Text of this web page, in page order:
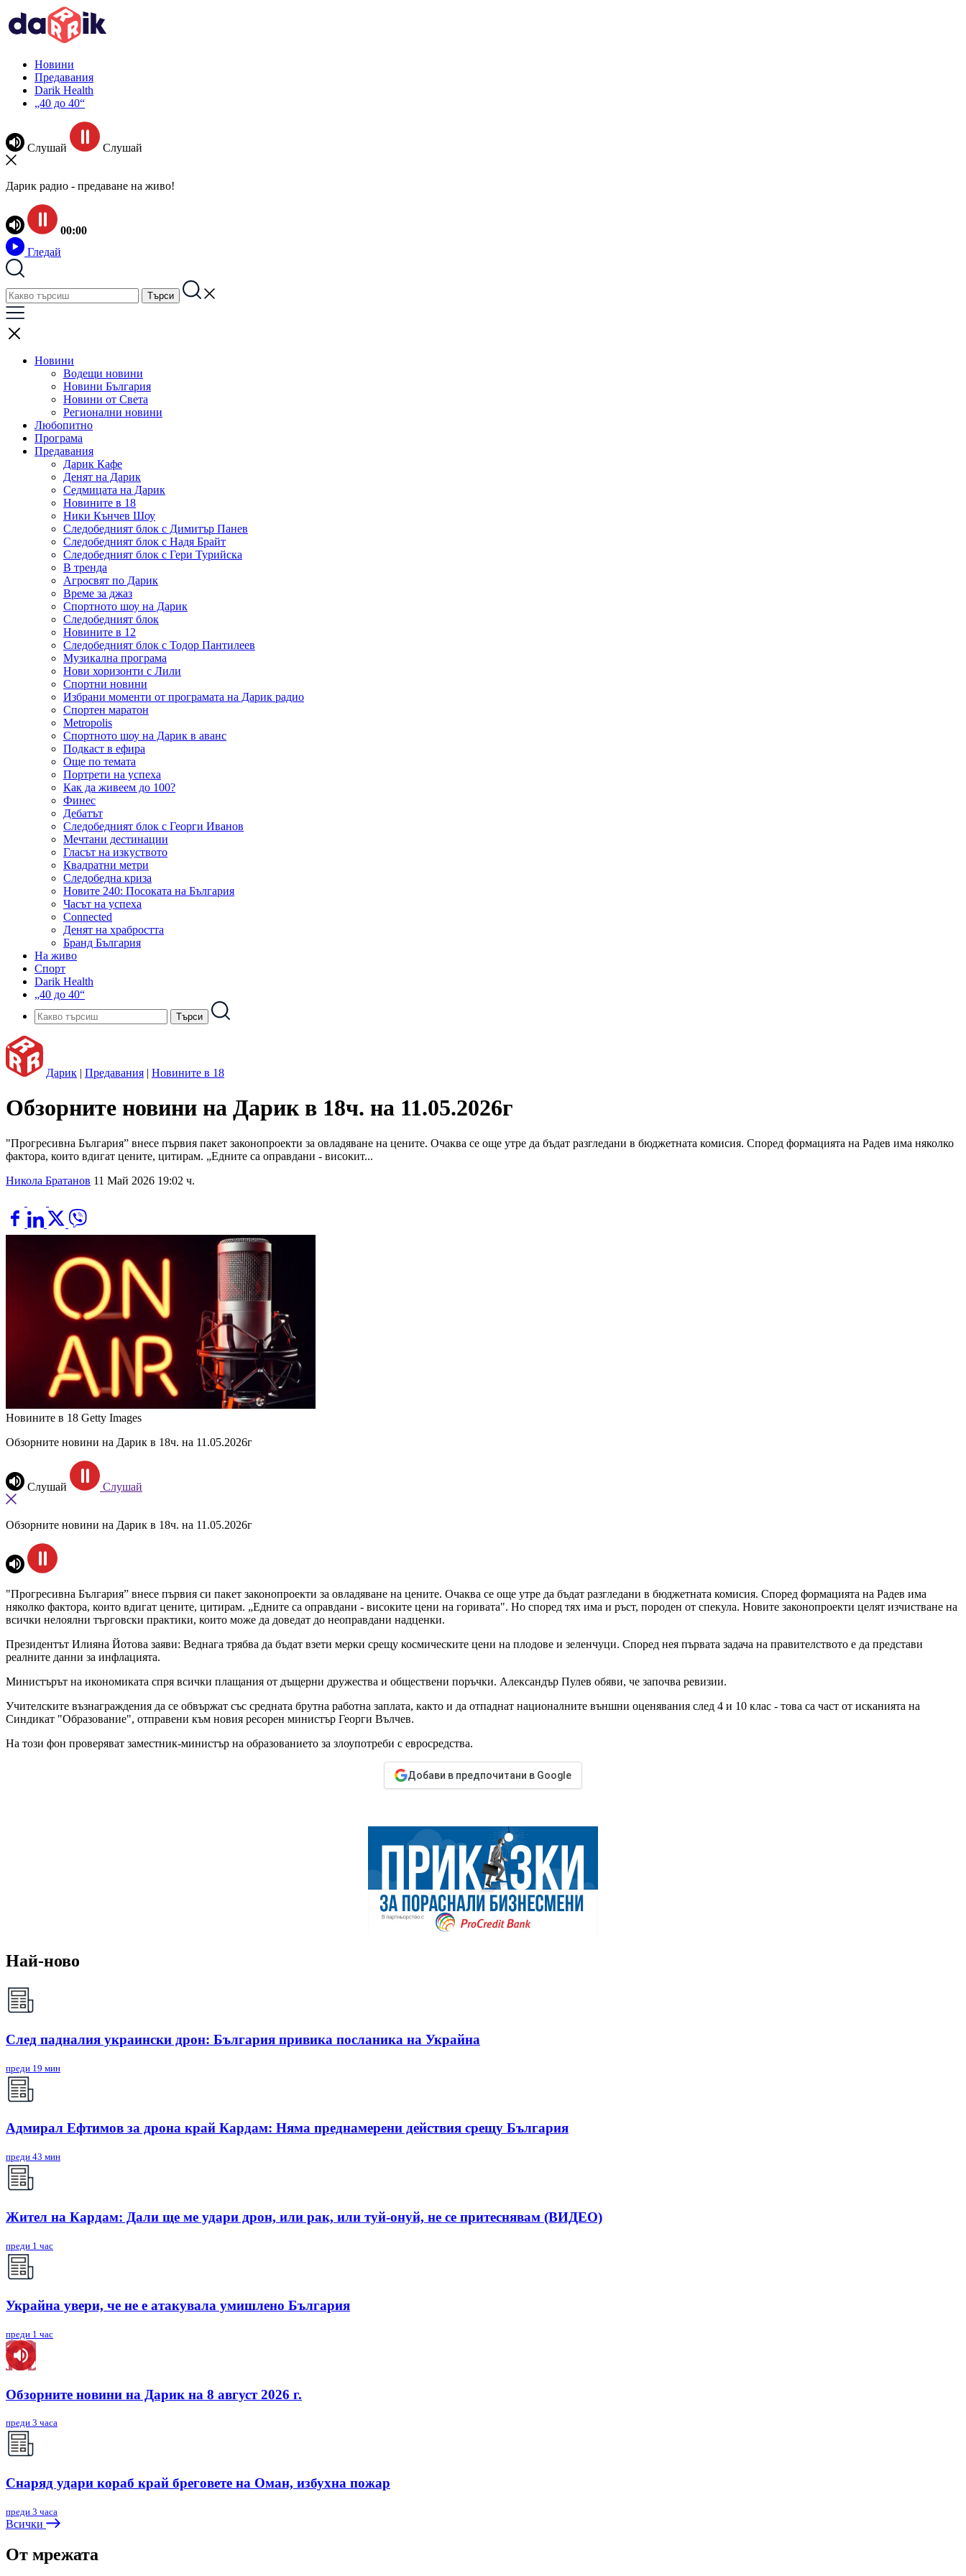
Новини
Предавания
Darik Health
„40 до 40“
Слушай Слушай
Дарик радио - предаване на живо!
00:00
Гледай
Новини
Водещи новини
Новини България
Новини от Света
Регионални новини
Любопитно
Програма
Предавания
Дарик Кафе
Денят на Дарик
Седмицата на Дарик
Новините в 18
Ники Кънчев Шоу
Следобедният блок с Димитър Панев
Следобедният блок с Надя Брайт
Следобедният блок с Гери Турийска
В тренда
Агросвят по Дарик
Време за джаз
Спортното шоу на Дарик
Следобедният блок
Новините в 12
Следобедният блок с Тодор Пантилеев
Музикална програма
Нови хоризонти с Лили
Спортни новини
Избрани моменти от програмата на Дарик радио
Спортен маратон
Metropolis
Спортното шоу на Дарик в аванс
Подкаст в ефира
Още по темата
Портрети на успеха
Как да живеем до 100?
Финес
Дебатът
Следобедният блок с Георги Иванов
Мечтани дестинации
Гласът на изкуството
Квадратни метри
Следобедна криза
Новите 240: Посоката на България
Часът на успеха
Connected
Денят на храбростта
Бранд България
На живо
Спорт
Darik Health
„40 до 40“
Дарик | Предавания | Новините в 18
Обзорните новини на Дарик в 18ч. на 11.05.2026г
"Прогресивна България” внесе първия пакет законопроекти за овладяване на цените. Очаква се още утре да бъдат разгледани в бюджетната комисия. Според формацията на Радев има няколко
фактора, които вдигат цените, цитирам. „Едните са оправдани - високит...
Никола Братанов 11 Май 2026 19:02 ч.
Новините в 18 Getty Images
Обзорните новини на Дарик в 18ч. на 11.05.2026г
Слушай Слушай
Обзорните новини на Дарик в 18ч. на 11.05.2026г
"Прогресивна България” внесе първия си пакет законопроекти за овладяване на цените. Очаква се още утре да бъдат разгледани в бюджетната комисия. Според формацията на Радев има
няколко фактора, които вдигат цените, цитирам. „Едните са оправдани - високите цени на горивата". Но според тях има и ръст, породен от спекула. Новите законопроекти целят изчистване на
всички нелоялни търговски практики, които може да доведат до неоправдани надценки.
Президентът Илияна Йотова заяви: Веднага трябва да бъдат взети мерки срещу космическите цени на плодове и зеленчуци. Според нея първата задача на правителството е да представи
реалните данни за инфлацията.
Министърът на икономиката спря всички плащания от дъщерни дружества и обществени поръчки. Александър Пулев обяви, че започва ревизии.
Учителските възнаграждения да се обвържат със средната брутна работна заплата, както и да отпаднат националните външни оценявания след 4 и 10 клас - това са част от исканията на
Синдикат "Образование", отправени към новия ресорен министър Георги Вълчев.
На този фон проверяват заместник-министър на образованието за злоупотреби с евросредства.
Добави в предпочитани в Google
Най-ново
След падналия украински дрон: България привика посланика на Украйна
преди 19 мин
Адмирал Ефтимов за дрона край Кардам: Няма преднамерени действия срещу България
преди 43 мин
Жител на Кардам: Дали ще ме удари дрон, или рак, или туй-онуй, не се притеснявам (ВИДЕО)
преди 1 час
Украйна увери, че не е атакувала умишлено България
преди 1 час
Обзорните новини на Дарик на 8 август 2026 г.
преди 3 часа
Снаряд удари кораб край бреговете на Оман, избухна пожар
преди 3 часа
Всички
От мрежата